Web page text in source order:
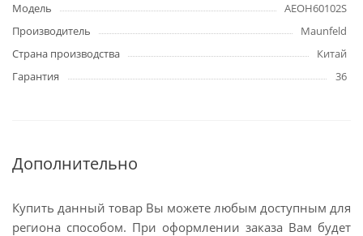
Модель
AEOH60102S
Производитель
Maunfeld
Страна производства
Китай
Гарантия
36
Дополнительно
Купить данный товар Вы можете любым доступным для
региона способом. При оформлении заказа Вам будет